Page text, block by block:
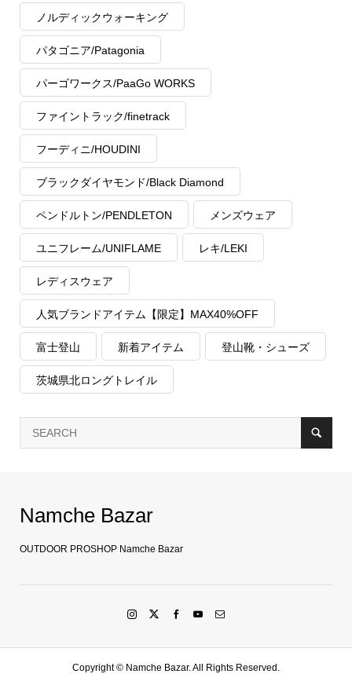
ノルディックウォーキング
パタゴニア/Patagonia
パーゴワークス/PaaGo WORKS
ファイントラック/finetrack
フーディニ/HOUDINI
ブラックダイヤモンド/Black Diamond
ペンドルトン/PENDLETON メンズウェア
ユニフレーム/UNIFLAME レキ/LEKI
レディスウェア
人気ブランドアイテム【限定】MAX40%OFF
富士登山 新着アイテム 登山靴・シューズ
茨城県北ロングトレイル
Namche Bazar
OUTDOOR PROSHOP Namche Bazar
Copyright © Namche Bazar. All Rights Reserved.